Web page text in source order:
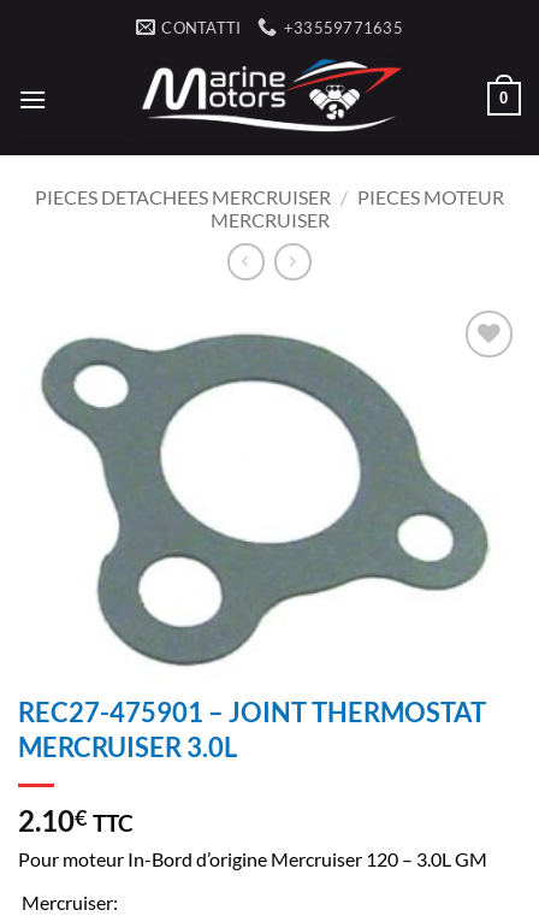
CONTATTI +33559771635
0
PIECES DETACHEES MERCRUISER / PIECES MOTEUR
MERCRUISER
D’ENVIES
REC27-475901 – JOINT THERMOSTAT
MERCRUISER 3.0L
2.10€ TTC
Pour moteur In-Bord d’origine Mercruiser 120 – 3.0L GM
Mercruiser: